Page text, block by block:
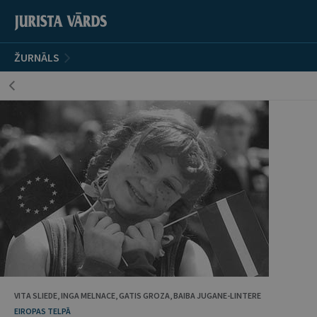
ŽURNĀLS
VITA SLIEDE, INGA MELNACE, GATIS GROZA, BAIBA JUGANE-LINTERE
EIROPAS TELPĀ